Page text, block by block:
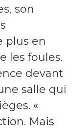
son
plus en
les foules.
devant
salle qui
«
Mais